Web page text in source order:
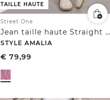
TAILLE HAUTE
Street One
Jean taille haute Straight Leg avec rayures
STYLE AMALIA
€ 79,99